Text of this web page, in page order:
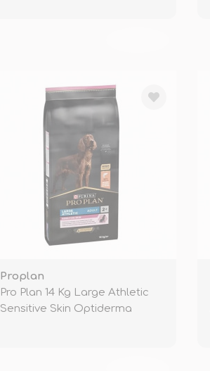
Proplan
Pro Plan 14 Kg Large Athletic
Sensitive Skin Optiderma